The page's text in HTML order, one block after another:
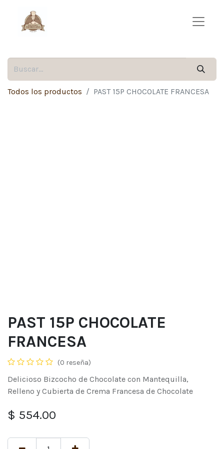
Todos los productos PAST 15P CHOCOLATE FRANCESA
PAST 15P CHOCOLATE
FRANCESA
(0 reseña)
Delicioso Bizcocho de Chocolate con Mantequilla,
Relleno y Cubierta de Crema Francesa de Chocolate
$ 554.00